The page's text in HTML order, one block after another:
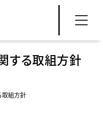
する取組方針
取組方針